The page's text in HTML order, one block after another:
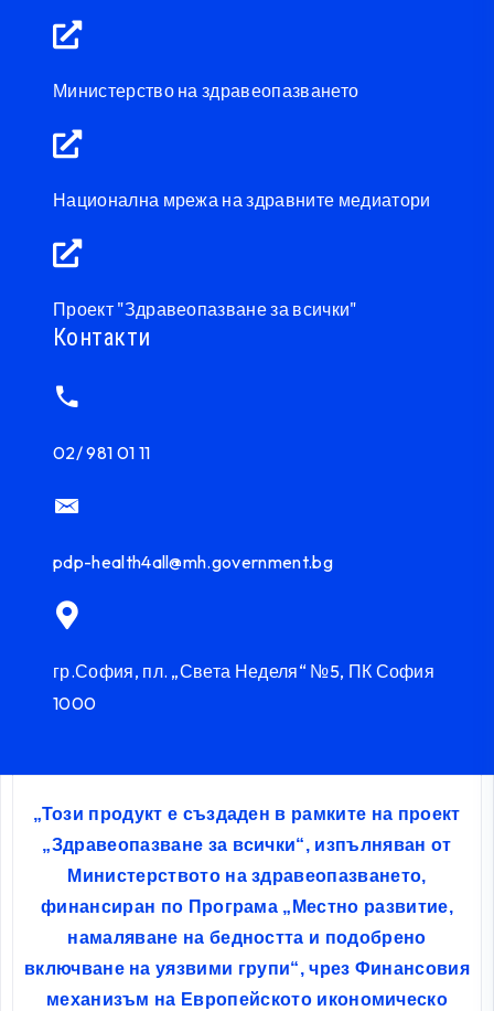
Министерство на здравеопазването
Национална мрежа на здравните медиатори
Проект "Здравеопазване за всички"
Контакти
02/ 981 01 11
pdp-health4all@mh.government.bg
гр.София, пл. „Света Неделя“ №5, ПК София
1000
„Този продукт е създаден в рамките на проект
„Здравеопазване за всички“, изпълняван от
Министерството на здравеопазването,
финансиран по Програма „Местно развитие,
намаляване на бедността и подобрено
включване на уязвими групи“, чрез Финансовия
механизъм на Европейското икономическо